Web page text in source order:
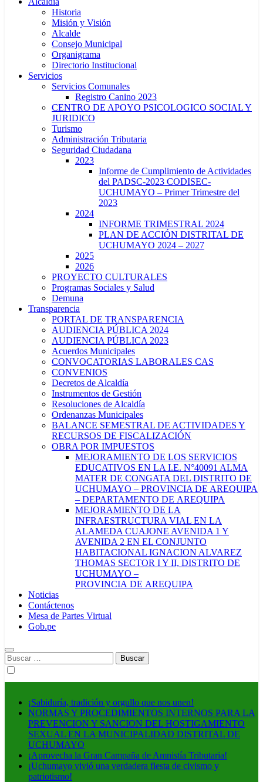
Historia
Misión y Visión
Alcalde
Consejo Municipal
Organigrama
Directorio Institucional
Servicios
Servicios Comunales
Registro Canino 2023
CENTRO DE APOYO PSICOLOGICO SOCIAL Y
JURIDICO
Turismo
Administración Tributaria
Seguridad Ciudadana
2023
Informe de Cumplimiento de Actividades
del PADSC-2023 CODISEC-
UCHUMAYO – Primer Trimestre del
2023
2024
INFORME TRIMESTRAL 2024
PLAN DE ACCIÓN DISTRITAL DE
UCHUMAYO 2024 – 2027
2025
2026
PROYECTO CULTURALES
Programas Sociales y Salud
Demuna
Transparencia
PORTAL DE TRANSPARENCIA
AUDIENCIA PÚBLICA 2024
AUDIENCIA PÚBLICA 2023
Acuerdos Municipales
CONVOCATORIAS LABORALES CAS
CONVENIOS
Decretos de Alcaldía
Instrumentos de Gestión
Resoluciones de Alcaldía
Ordenanzas Municipales
BALANCE SEMESTRAL DE ACTIVIDADES Y
RECURSOS DE FISCALIZACIÓN
OBRA POR IMPUESTOS
MEJORAMIENTO DE LOS SERVICIOS
EDUCATIVOS EN LA I.E. N°40091 ALMA
MATER DE CONGATA DEL DISTRITO DE
UCHUMAYO – PROVINCIA DE AREQUIPA
– DEPARTAMENTO DE AREQUIPA
MEJORAMIENTO DE LA
INFRAESTRUCTURA VIAL EN LA
ALAMEDA CUAJONE AVENIDA 1 Y
AVENIDA 2 EN EL CONJUNTO
HABITACIONAL IGNACION ALVAREZ
THOMAS SECTOR I Y II, DISTRITO DE
UCHUMAYO –
PROVINCIA DE AREQUIPA
Noticias
Contáctenos
Mesa de Partes Virtual
Gob.pe
Buscar:
¡Sabiduría, tradición y orgullo que nos unen!
NORMAS Y PROCEDIMIENTOS INTERNOS PARA LA
PREVENCION Y SANCION DEL HOSTIGAMIENTO
SEXUAL EN LA MUNICIPALIDAD DISTRITAL DE
UCHUMAYO
¡Aprovecha la Gran Campaña de Amnistía Tributaria!
¡Uchumayo vivió una verdadera fiesta de civismo y
patriotismo!